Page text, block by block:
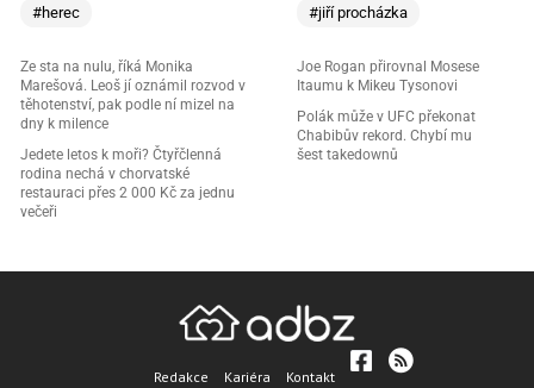
#herec
Ze sta na nulu, říká Monika
Marešová. Leoš jí oznámil rozvod v
těhotenství, pak podle ní mizel na
dny k milence
Jedete letos k moři? Čtyřčlenná
rodina nechá v chorvatské
restauraci přes 2 000 Kč za jednu
večeři
#jiří procházka
Joe Rogan přirovnal Mosese
Itaumu k Mikeu Tysonovi
Polák může v UFC překonat
Chabibův rekord. Chybí mu
šest takedownů
Redakce Kariéra Kontakt